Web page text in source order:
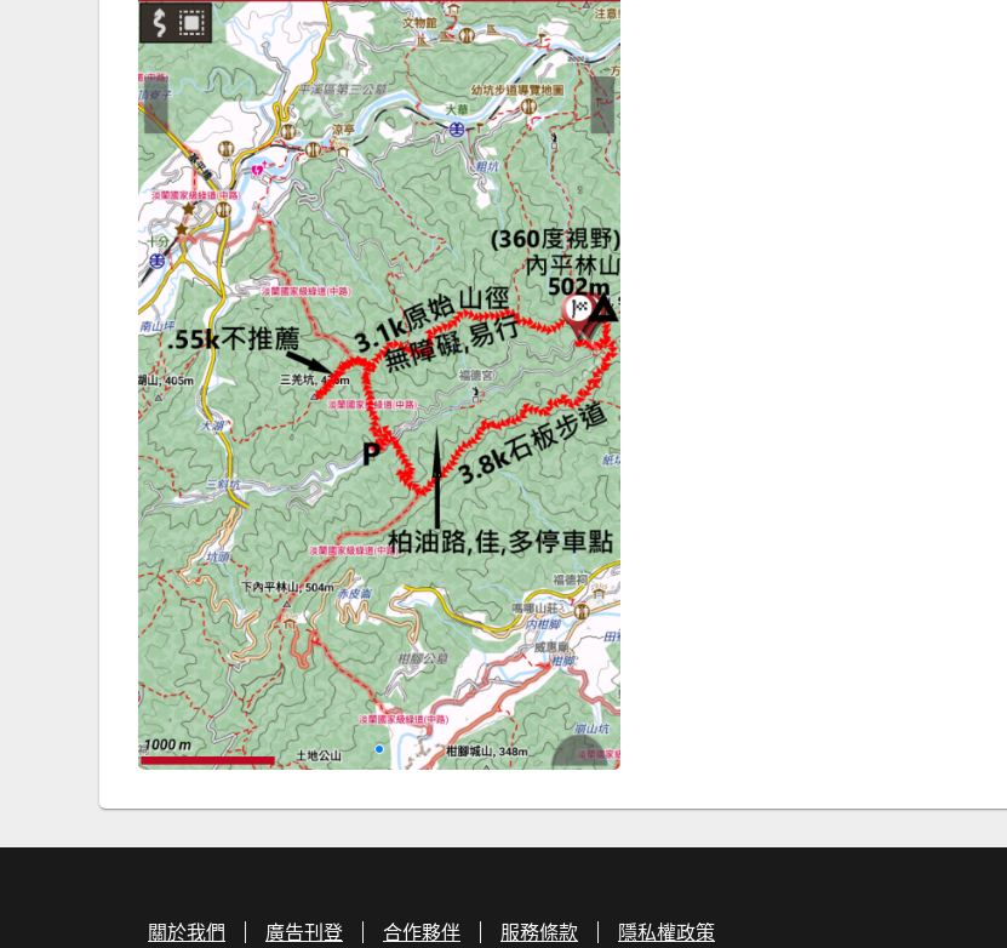
關於我們 廣告刊登 合作夥伴 服務條款 隱私權政策